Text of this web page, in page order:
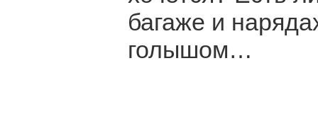
багаже и
голышом…